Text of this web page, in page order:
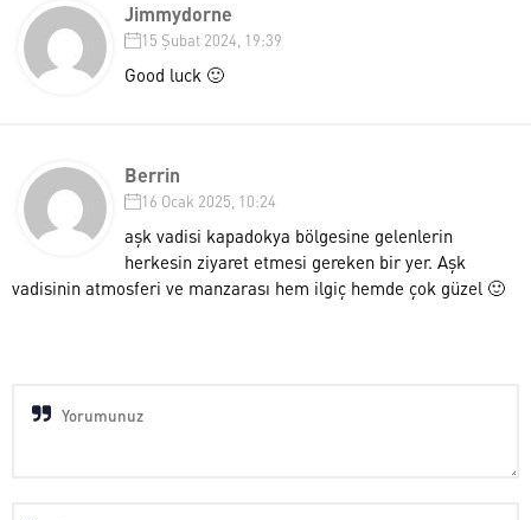
Jimmydorne
15 Şubat 2024, 19:39
Good luck 🙂
Berrin
16 Ocak 2025, 10:24
aşk vadisi kapadokya bölgesine gelenlerin
herkesin ziyaret etmesi gereken bir yer. Aşk
vadisinin atmosferi ve manzarası hem ilgiç hemde çok güzel 🙂